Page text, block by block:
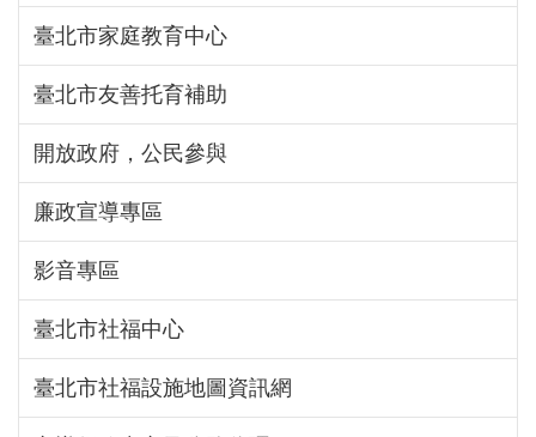
臺北市家庭教育中心
臺北市友善托育補助
開放政府，公民參與
廉政宣導專區
影音專區
臺北市社福中心
臺北市社福設施地圖資訊網